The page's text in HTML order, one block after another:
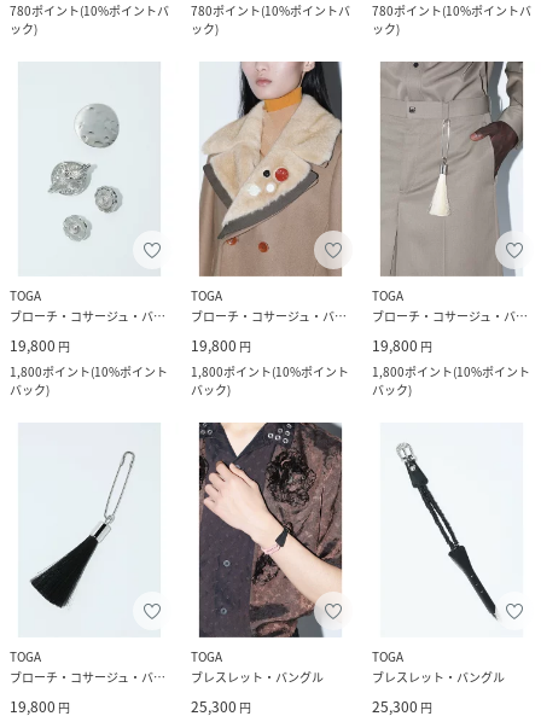
780ポイント(10%ポイントバ
ック)
780ポイント(10%ポイントバ
ック)
780ポイント(10%ポイントバ
ック)
TOGA
ブローチ・コサージュ・バッジ
19,800 円
1,800ポイント(10%ポイント
バック)
TOGA
ブローチ・コサージュ・バッジ
19,800 円
1,800ポイント(10%ポイント
バック)
TOGA
ブローチ・コサージュ・バッジ
19,800 円
1,800ポイント(10%ポイント
バック)
TOGA
ブローチ・コサージュ・バッジ
19,800 円
TOGA
ブレスレット・バングル
25,300 円
TOGA
ブレスレット・バングル
25,300 円